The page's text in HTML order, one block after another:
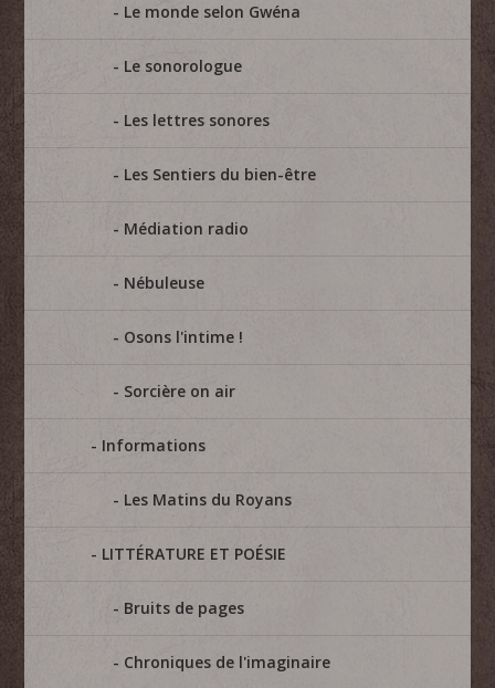
Le monde selon Gwéna
Le sonorologue
Les lettres sonores
Les Sentiers du bien-être
Médiation radio
Nébuleuse
Osons l'intime !
Sorcière on air
Informations
Les Matins du Royans
LITTÉRATURE ET POÉSIE
Bruits de pages
Chroniques de l'imaginaire